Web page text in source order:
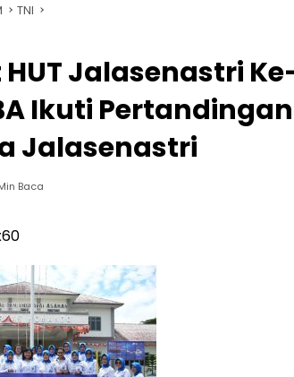
TNI
Jalasenastri
Ikuti
Jalasenastri
Baca